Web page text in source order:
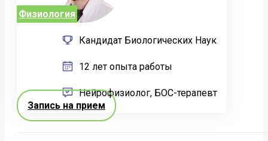
Физиология
Кандидат Биологических Наук
12 лет опыта работы
Нейрофизиолог, БОС-терапевт
Запись на прием